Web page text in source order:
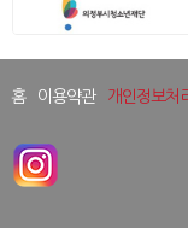
홈 이용약관 개인정보처